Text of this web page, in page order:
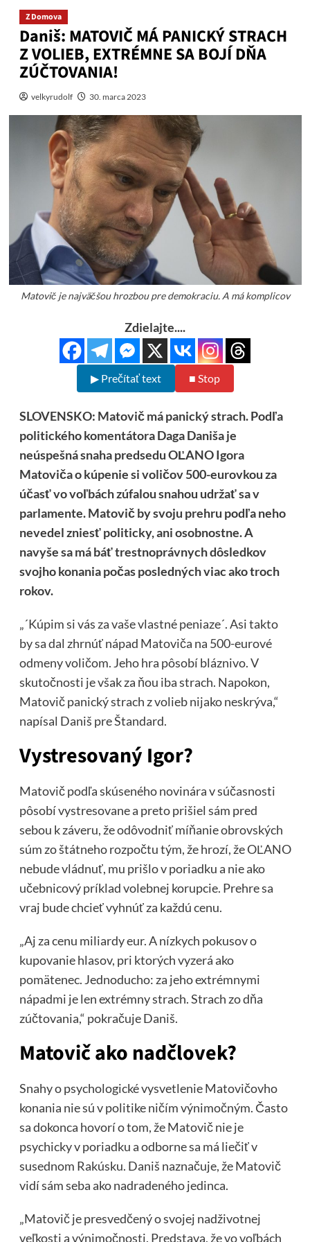
Z Domova
Daniš: MATOVIČ MÁ PANICKÝ STRACH
Z VOLIEB, EXTRÉMNE SA BOJÍ DŇA
ZÚČTOVANIA!
velkyrudolf 30. marca 2023
Matovič je najväčšou hrozbou pre demokraciu. A má komplicov
Zdielajte....
▶ Prečítať text ■ Stop
SLOVENSKO: Matovič má panický strach. Podľa
politického komentátora Daga Daniša je
neúspešná snaha predsedu OĽANO Igora
Matoviča o kúpenie si voličov 500-eurovkou za
účasť vo voľbách zúfalou snahou udržať sa v
parlamente. Matovič by svoju prehru podľa neho
nevedel zniesť politicky, ani osobnostne. A
navyše sa má báť trestnoprávnych dôsledkov
svojho konania počas posledných viac ako troch
rokov.
„´Kúpim si vás za vaše vlastné peniaze´. Asi takto
by sa dal zhrnúť nápad Matoviča na 500-eurové
odmeny voličom. Jeho hra pôsobí bláznivo. V
skutočnosti je však za ňou iba strach. Napokon,
Matovič panický strach z volieb nijako neskrýva,“
napísal Daniš pre Štandard.
Vystresovaný Igor?
Matovič podľa skúseného novinára v súčasnosti
pôsobí vystresovane a preto prišiel sám pred
sebou k záveru, že odôvodniť míňanie obrovských
súm zo štátneho rozpočtu tým, že hrozí, že OĽANO
nebude vládnuť, mu prišlo v poriadku a nie ako
učebnicový príklad volebnej korupcie. Prehre sa
vraj bude chcieť vyhnúť za každú cenu.
„Aj za cenu miliardy eur. A nízkych pokusov o
kupovanie hlasov, pri ktorých vyzerá ako
pomätenec. Jednoducho: za jeho extrémnymi
nápadmi je len extrémny strach. Strach zo dňa
zúčtovania,“ pokračuje Daniš.
Matovič ako nadčlovek?
Snahy o psychologické vysvetlenie Matovičovho
konania nie sú v politike ničím výnimočným. Často
sa dokonca hovorí o tom, že Matovič nie je
psychicky v poriadku a odborne sa má liečiť v
susednom Rakúsku. Daniš naznačuje, že Matovič
vidí sám seba ako nadradeného jedinca.
„Matovič je presvedčený o svojej nadživotnej
veľkosti a výnimočnosti. Predstava, že vo voľbách